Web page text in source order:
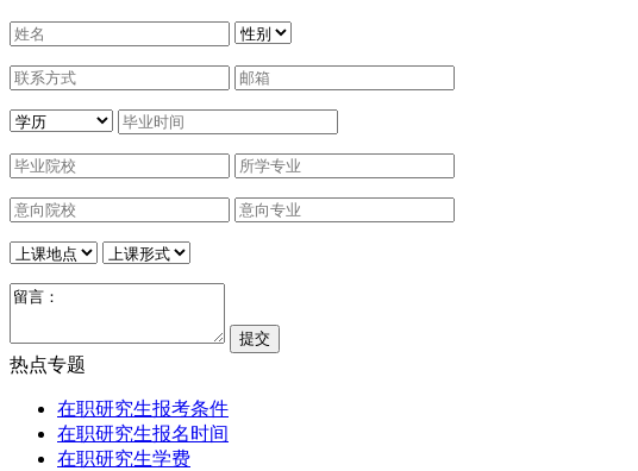
热点专题
在职研究生报考条件
在职研究生报名时间
在职研究生学费